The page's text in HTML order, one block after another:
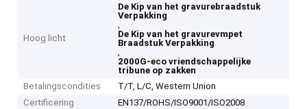
Hoog licht
De Kip van het gravurebraadstuk
Verpakking
,
De Kip van het gravurevmpet
Braadstuk Verpakking
,
2000G-eco vriendschappelijke
tribune op zakken
Betalingscondities
T/T, L/C, Western Union
Certificering
EN137/ROHS/ISO9001/ISO2008